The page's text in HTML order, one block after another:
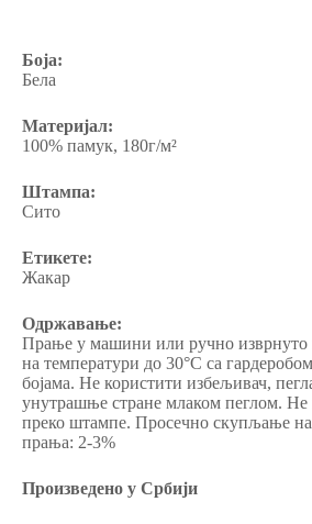
Боја:
Бела
Материјал:
100% памук, 180г/м²
Штампа:
Сито
Етикете:
Жакар
Одржавање:
Прање у машини или ручно изврнуто
на температури до 30°C са
бојама. Не користити избељивач,
унутрашње стране млаком пеглом. Не
преко штампе. Просечно скупљање
прања: 2-3%
Произведено у Србији